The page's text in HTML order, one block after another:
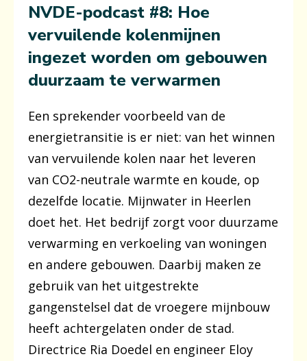
NVDE-podcast #8: Hoe
vervuilende kolenmijnen
ingezet worden om gebouwen
duurzaam te verwarmen
Een sprekender voorbeeld van de
energietransitie is er niet: van het winnen
van vervuilende kolen naar het leveren
van CO2-neutrale warmte en koude, op
dezelfde locatie. Mijnwater in Heerlen
doet het. Het bedrijf zorgt voor duurzame
verwarming en verkoeling van woningen
en andere gebouwen. Daarbij maken ze
gebruik van het uitgestrekte
gangenstelsel dat de vroegere mijnbouw
heeft achtergelaten onder de stad.
Directrice Ria Doedel en engineer Eloy